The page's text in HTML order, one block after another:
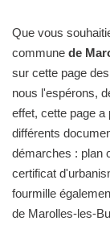
Que vous
commune de
sur cette page
nous l'espérons,
effet, cette page a
différents
démarches : plan
certificat
fourmille
de Marolles-les-